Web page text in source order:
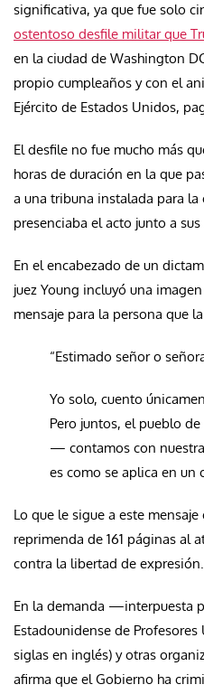
significativa, ya que fue solo
ostentoso desfile militar que
en la ciudad de Washington
propio cumpleaños y con el
Ejército de Estados Unidos,
El desfile no fue mucho más
horas de duración en la que
a una tribuna instalada para
presenciaba el acto junto a
En el encabezado de un
juez Young incluyó una
mensaje para la persona que
“Estimado señor o
Yo solo, cuento
Pero juntos, el pueblo
— contamos con
es como se aplica en un
Lo que le sigue a este
reprimenda de 161 páginas al
contra la libertad de expresión.
En la demanda —interpuesta
Estadounidense de
siglas en inglés) y otras
afirma que el Gobierno ha